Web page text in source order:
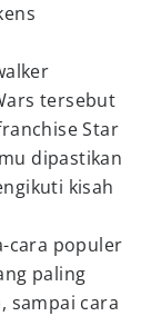
tersebut
Star
dipastikan
kisah
cara populer
paling
sampai cara